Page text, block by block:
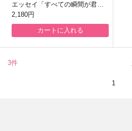
エッセイ「すべての瞬間が君だ
った」(ドラマ「キム秘書はいっ
たい、なぜ？」登場本)
2,180円
カートに入れる
3件
1